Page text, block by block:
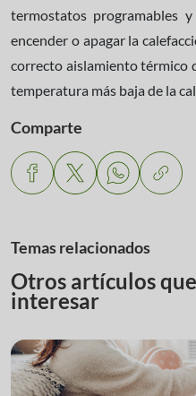
termostatos programables
encender o apagar la
correcto aislamiento térmico
temperatura más baja de la
Comparte
Temas relacionados
Otros artículos
interesar